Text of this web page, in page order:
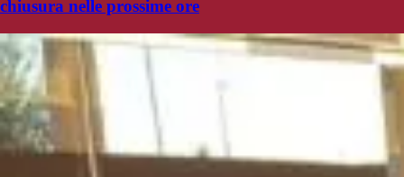
chiusura nelle prossime ore